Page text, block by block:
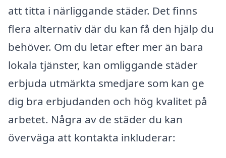
att titta i närliggande städer. Det finns
flera alternativ där du kan få den hjälp du
behöver. Om du letar efter mer än bara
lokala tjänster, kan omliggande städer
erbjuda utmärkta smedjare som kan ge
dig bra erbjudanden och hög kvalitet på
arbetet. Några av de städer du kan
överväga att kontakta inkluderar: